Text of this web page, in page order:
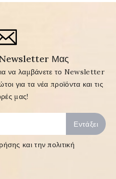
Newsletter Μας
να λαμβάνετε το Newsletter
για τα νέα προϊόντα και τις
μας!
και την πολιτική